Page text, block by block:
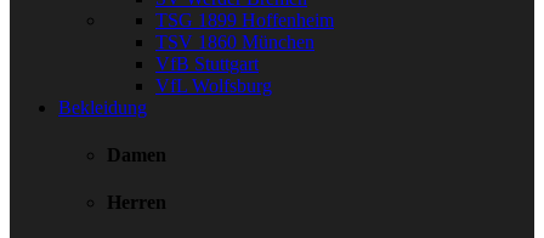
TSG 1899 Hoffenheim
TSV 1860 München
VfB Stuttgart
VfL Wolfsburg
Bekleidung
Damen
Herren